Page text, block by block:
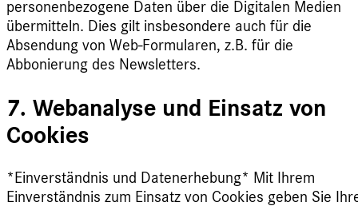
personenbezogene Daten über die Digitalen Medien
übermitteln. Dies gilt insbesondere auch für die
Absendung von Web-Formularen, z.B. für die
Abbonierung des Newsletters.
7. Webanalyse und Einsatz von
Cookies
*Einverständnis und Datenerhebung* Mit Ihrem
Einverständnis zum Einsatz von Cookies geben Sie